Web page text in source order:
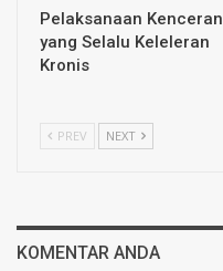
Pelaksanaan Kenceran
yang Selalu Keleleran
Kronis
PREV NEXT
KOMENTAR ANDA